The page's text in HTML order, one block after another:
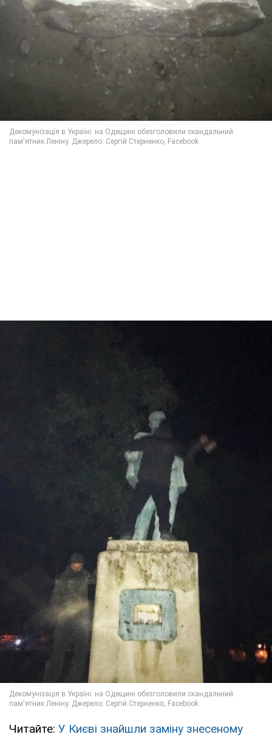
Читайте: У Києві знайшли заміну знесеному